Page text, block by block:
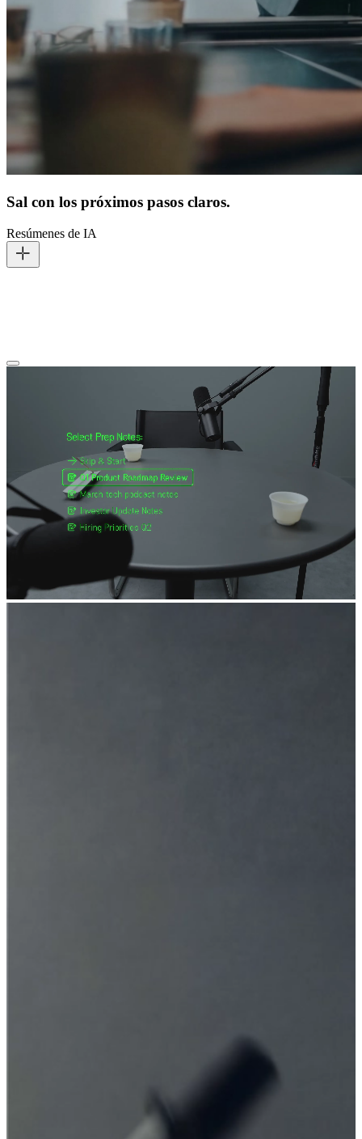
Sal con los próximos pasos claros.
Resúmenes de IA